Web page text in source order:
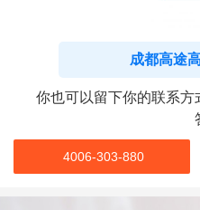
成都高途
你也可以留下你的联系
4006-303-880